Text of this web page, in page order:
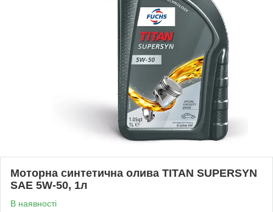
Моторна синтетична олива TITAN SUPERSYN
SAE 5W-50, 1л
В наявності